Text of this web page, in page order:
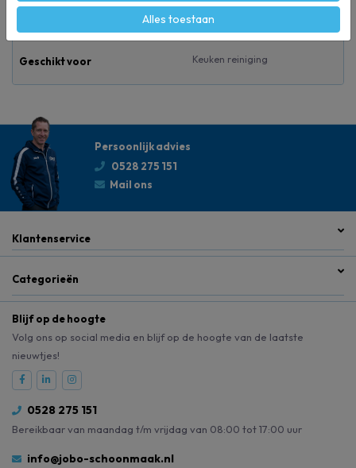
Geschikt voor Keuken reiniging
Persoonlijk advies
0528 275 151
Mail ons
Klantenservice
Categorieën
Blijf op de hoogte
Volg ons op social media en blijf op de hoogte van de laatste
nieuwtjes!
0528 275 151
Bereikbaar van maandag t/m vrijdag van 08:00 tot 17:00 uur
info@jobo-schoonmaak.nl
Alles toestaan